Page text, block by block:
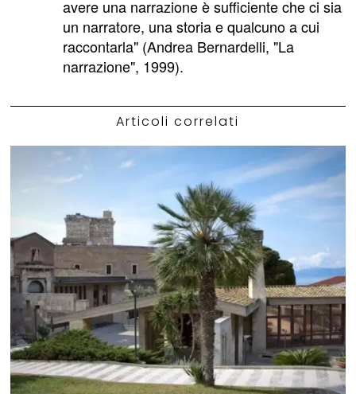
avere una narrazione è sufficiente che ci sia
un narratore, una storia e qualcuno a cui
raccontarla" (Andrea Bernardelli, "La
narrazione", 1999).
Articoli correlati